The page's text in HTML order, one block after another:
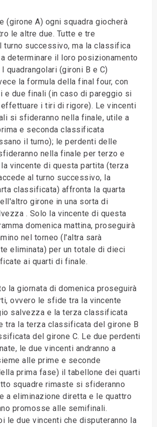
(girone A) ogni squadra giocherà
le altre due. Tutte e tre
turno successivo, ma la classifica
determinare il loro posizionamento
quadrangolari (gironi B e C)
la formula della final four, con
e due finali (in caso di pareggio si
i tiri di rigore). Le vincenti
si sfideranno nella finale, utile a
e seconda classificata
il turno); le perdenti delle
nella finale per terzo e
vincente di questa partita (terza
al turno successivo, la
classificata) affronta la quarta
girone in una sorta di
. Solo la vincente di questa
domenica mattina, proseguirà
nel torneo (l'altra sarà
eliminata) per un totale di dieci
ai quarti di finale.
la giornata di domenica proseguirà
ovvero le sfide tra la vincente
salvezza e la terza classificata
tra la terza classificata del girone B
del girone C. Le due perdenti
le due vincenti andranno a
alle prime e seconde
prima fase) il tabellone dei quarti
squadre rimaste si sfideranno
a eliminazione diretta e le quattro
promosse alle semifinali.
le due vincenti che disputeranno la